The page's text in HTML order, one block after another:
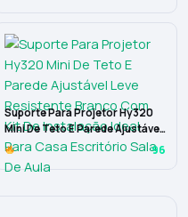
Suporte Para Projetor Hy320
Mini De Teto E Parede Ajustável
Leve Resistente Branco Com
Kit De Instalação Ideal Para
96